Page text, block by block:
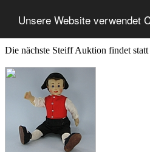
Unsere Website verwendet
Die nächste Steiff Auktion findet